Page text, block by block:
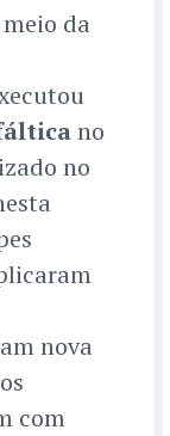
da
no
no
nova
com